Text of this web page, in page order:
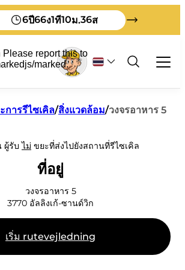
6ปี66ง1ที10ม.36ส
ยงลำดับ
กับขยะของคุณ
จัดเรียงมาก
ยะเชิงพาณิชย์
ำไปฝังกลบ
จัดการขยะ
ยะบนเกาะ Bornholm
ภาษาอังกฤษ
ภาษาเยอรมัน
ร
การรีไซเคิล/สิ่งแวดล้อม/วงจรอาหาร 5
ผู้รับไม่ ขยะที่ส่งไปยังสถานที่รีไซเคิล
ที่อยู่
วงจรอาหาร 5
3770 อัลลิงเก้-ซานด์วิก
เริ่ม rutevejledning